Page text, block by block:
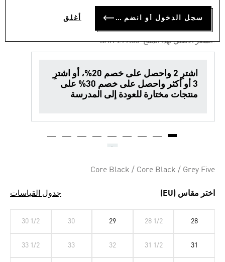
سجل الدخول أو انضم الآن أغلق
Read
حذاء RACER TR23 KIDS
SAR 179.40
:السعر الأصلي لهذا المنتج Price reduced from
SAR 299.00
to
اشترِ 2 واحصل على خصم 20%، أو اشترِ
3 أو أكثر واحصل على خصم 30% على
منتجات مختارة للعودة إلى المدرسة
Core Black / Core Black / Grey Five
اختر مقاس (EU) جدول القياسات
28
28 1/2
29
30
30 1/2
31
31 1/2
32
33
33 1/2